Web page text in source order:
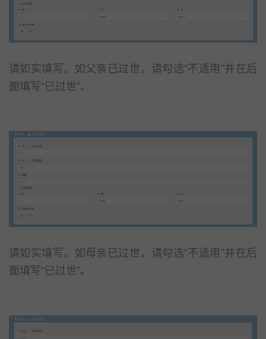
请如实填写。如父亲已过世，请勾选“不适用”并在后
面填写“已过世”。
请如实填写。如母亲已过世，请勾选“不适用”并在后
面填写“已过世”。